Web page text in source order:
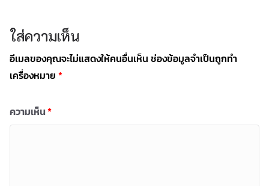
ใส่ความเห็น
อีเมลของคุณจะไม่แสดงให้คนอื่นเห็น ช่องข้อมูลจำเป็นถูกทำ
เครื่องหมาย *
ความเห็น*